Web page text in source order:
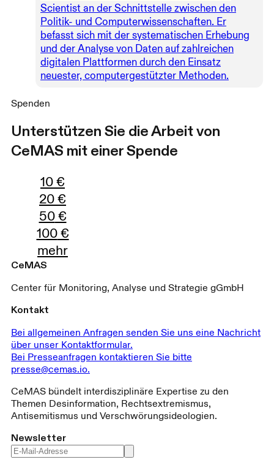
Scientist an der Schnittstelle zwischen den
Politik- und Computerwissenschaften. Er
befasst sich mit der systematischen Erhebung
und der Analyse von Daten auf zahlreichen
digitalen Plattformen durch den Einsatz
neuester, computergestützter Methoden.
Spenden
Unterstützen Sie die Arbeit von
CeMAS mit einer Spende
10€
20€
50€
100€
mehr
CeMAS
Center für Monitoring, Analyse und Strategie gGmbH
Kontakt
Bei allgemeinen Anfragen senden Sie uns eine Nachricht
über unser Kontaktformular.
Bei Presseanfragen kontaktieren Sie bitte
presse@cemas.io.
CeMAS bündelt interdisziplinäre Expertise zu den
Themen Desinformation, Rechtsextremismus,
Antisemitismus und Verschwörungsideologien.
Newsletter